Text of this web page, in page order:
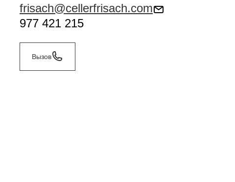
frisach@cellerfrisach.com
977 421 215
Вызов